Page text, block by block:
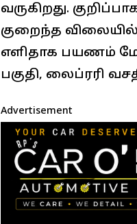
வருகிறது.
குறைந்த விலையில்
எளிதாக பயணம்
பகுதி, லைப்ரரி
Advertisement